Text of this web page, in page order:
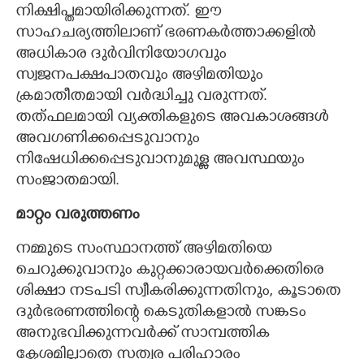
നിക്ഷിപ്തമായിരിക്കുന്നത്. ഈ
സാഹചര്യത്തിലാണ് ഭരണകർത്താക്കളിൽ
അധികാര ദുർവിനിയോഗവും
സ്വജനപക്ഷപാതവും അഴിമതിയും
ക്രമാതീതമായി വർദ്ധിച്ചു വരുന്നത്.
തത്ഫലമായി വ്യക്തികളുടെ അവകാശങ്ങൾ
അവഗണിക്കപ്പെടുവാനും
നിഷേധിക്കപ്പെടുവാനുമുള്ള അവസ്ഥയും
സംജാതമായി.
മാറ്റം വരുത്തണം
നമ്മുടെ സംസ്ഥാനത്ത് അഴിമതിയെ
ചെറുക്കുവാനും കുറ്റക്കാരായവർക്കെതിരെ
ശിക്ഷാ നടപടി സ്വീകരിക്കുന്നതിനും, കൂടാതെ
ദുർഭരണത്തിന്റെ കെടുതികളാൽ സങ്കടം
അനുഭവിക്കുന്നവർക്ക് സാമ്പത്തിക